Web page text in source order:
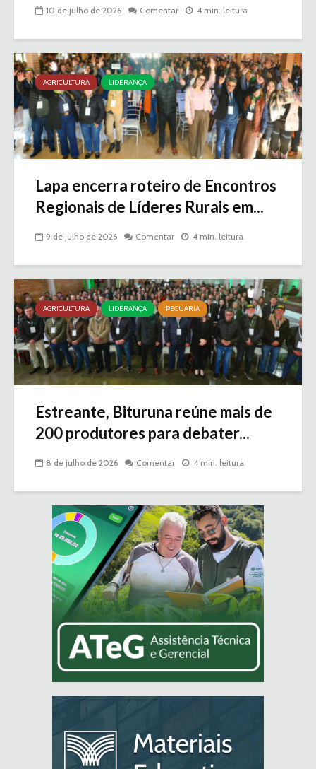
10 de julho de 2026 Comentar 4 min. leitura
AGRICULTURA LIDERANÇA
Lapa encerra roteiro de Encontros
Regionais de Líderes Rurais em...
9 de julho de 2026 Comentar 4 min. leitura
AGRICULTURA LIDERANÇA PECUÁRIA
Estreante, Bituruna reúne mais de
200 produtores para debater...
8 de julho de 2026 Comentar 4 min. leitura